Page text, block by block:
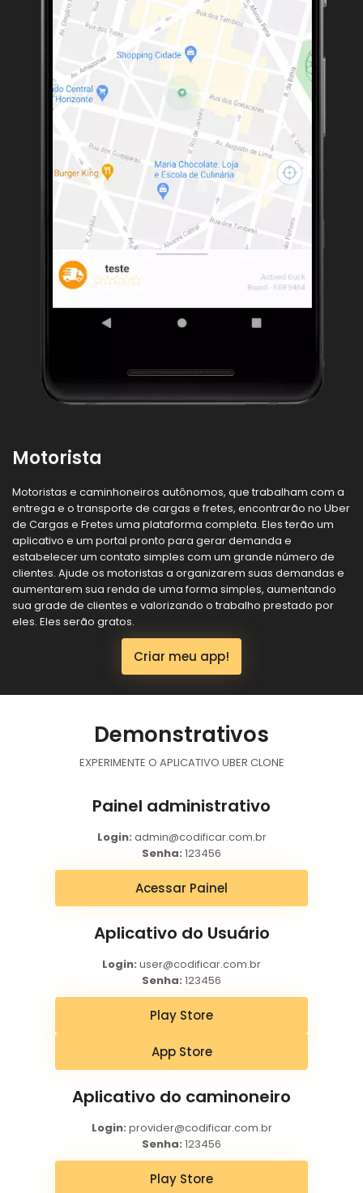
Motorista
Motoristas e caminhoneiros autônomos, que trabalham com a
entrega e o transporte de cargas e fretes, encontrarão no Uber
de Cargas e Fretes uma plataforma completa. Eles terão um
aplicativo e um portal pronto para gerar demanda e
estabelecer um contato simples com um grande número de
clientes. Ajude os motoristas a organizarem suas demandas e
aumentarem sua renda de uma forma simples, aumentando
sua grade de clientes e valorizando o trabalho prestado por
eles. Eles serão gratos.
Criar meu app!
Demonstrativos
EXPERIMENTE O APLICATIVO UBER CLONE
Painel administrativo
Login: admin@codificar.com.br
Senha:123456
Acessar Painel
Aplicativo do Usuário
Login: user@codificar.com.br
Senha:123456
Play Store
App Store
Aplicativo do caminoneiro
Login: provider@codificar.com.br
Senha:123456
Play Store